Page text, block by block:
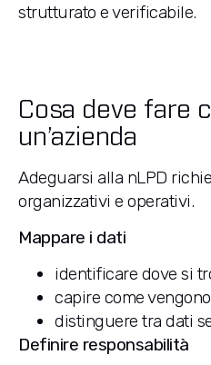
strutturato e verificabile.
Cosa deve fare
un’azienda
Adeguarsi alla nLPD
organizzativi e operativi.
Mappare i dati
identificare dove si
capire come
distinguere tra dati
Definire responsabilità